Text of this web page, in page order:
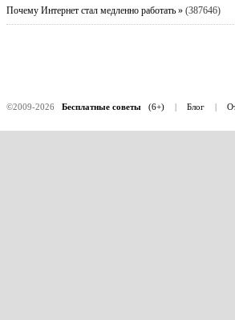
Почему Интернет стал медленно работать »(387646)
©2009-2026 Бесплатные советы(6+) | Блог |